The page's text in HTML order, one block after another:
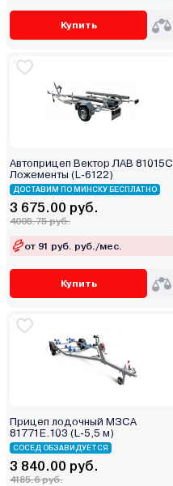
Купить
Автоприцеп Вектор ЛАВ 81015С
Ложементы (L-6122)
ДОСТАВИМ ПО МИНСКУ БЕСПЛАТНО
3 675.00 руб.
4005.75 руб.
от 91 руб. руб./мес.
Купить
Прицеп лодочный МЗСА
81771Е.103 (L-5,5 м)
СОСЕД ОБЗАВИДУЕТСЯ
3 840.00 руб.
4185.6 руб.